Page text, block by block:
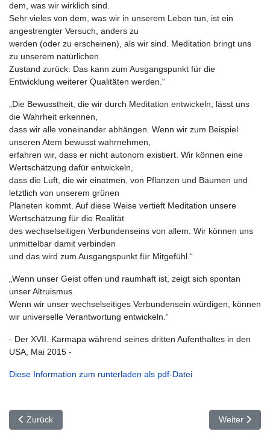
dem, was wir wirklich sind.
Sehr vieles von dem, was wir in unserem Leben tun, ist ein
angestrengter Versuch, anders zu
werden (oder zu erscheinen), als wir sind. Meditation bringt uns
zu unserem natürlichen
Zustand zurück. Das kann zum Ausgangspunkt für die
Entwicklung weiterer Qualitäten werden.“
„Die Bewusstheit, die wir durch Meditation entwickeln, lässt uns
die Wahrheit erkennen,
dass wir alle voneinander abhängen. Wenn wir zum Beispiel
unseren Atem bewusst wahrnehmen,
erfahren wir, dass er nicht autonom existiert. Wir können eine
Wertschätzung dafür entwickeln,
dass die Luft, die wir einatmen, von Pflanzen und Bäumen und
letztlich von unserem grünen
Planeten kommt. Auf diese Weise vertieft Meditation unsere
Wertschätzung für die Realität
des wechselseitigen Verbundenseins von allem. Wir können uns
unmittelbar damit verbinden
und das wird zum Ausgangspunkt für Mitgefühl.“
„Wenn unser Geist offen und raumhaft ist, zeigt sich spontan
unser Altruismus.
Wenn wir unser wechselseitiges Verbundensein würdigen, können
wir universelle Verantwortung entwickeln.“
- Der XVII. Karmapa während seines dritten Aufenthaltes in den
USA, Mai 2015 -
Diese Information zum runterladen als pdf-Datei
Vorheriger Beitrag: Anfahrtsweg
Zurück Nächster
Weiter